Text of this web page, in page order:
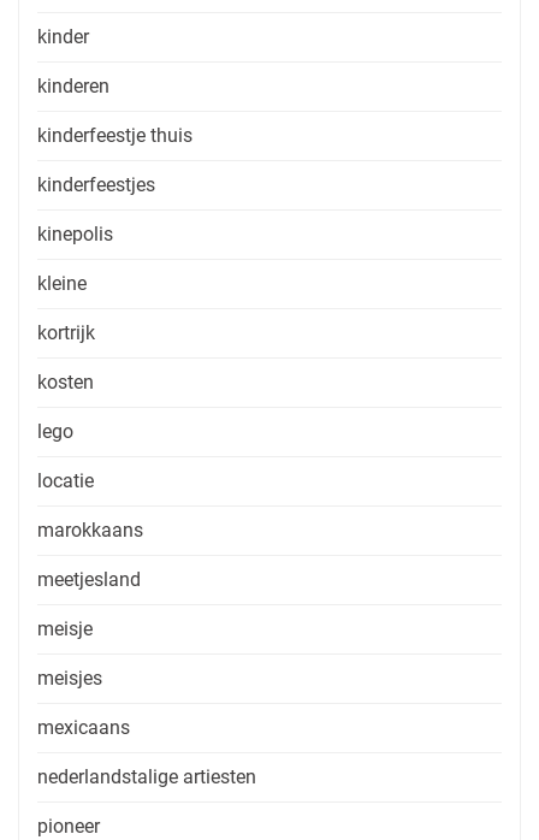
kinder
kinderen
kinderfeestje thuis
kinderfeestjes
kinepolis
kleine
kortrijk
kosten
lego
locatie
marokkaans
meetjesland
meisje
meisjes
mexicaans
nederlandstalige artiesten
pioneer